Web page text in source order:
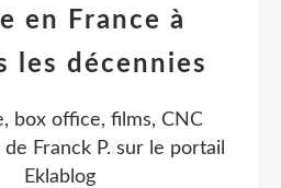
en France à
les décennies
box office, films, CNC
de Franck P. sur le portail
Eklablog